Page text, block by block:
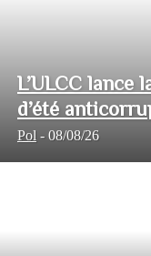
L’ULCC lance
d’été
Pol - 08/08/26